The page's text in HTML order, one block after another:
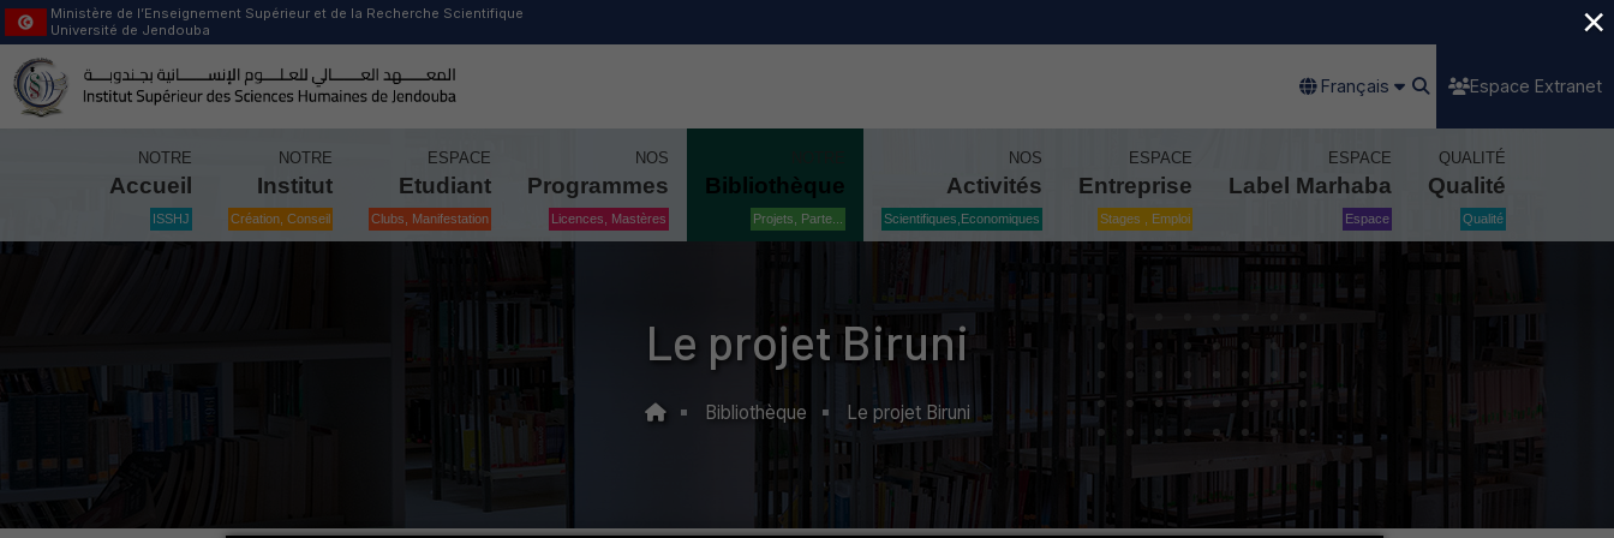
Ministère de l’Enseignement Supérieur et de la Recherche Scientifique
Université de Jendouba
Français Espace Extranet
NOTRE
Accueil
ISSHJ
NOTRE
Institut
Création, Conseil
ESPACE
Etudiant
Clubs, Manifestation
NOS
Programmes
Licences, Mastères
Bibliothèque
Projets, Parte...
NOS
Activités
Scientifiques,Economiques
ESPACE
Entreprise
Stages , Emploi
ESPACE
Label Marhaba
Espace
QUALITÉ
Qualité
Qualité
Le projet Biruni
Bibliothèque Le projet Biruni
×